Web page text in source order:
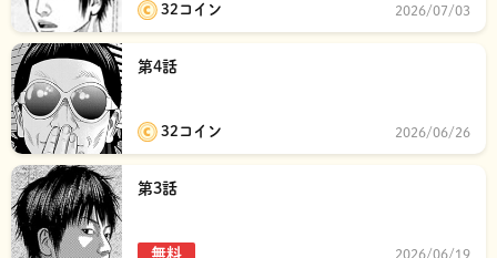
32コイン 2026/07/03
第4話
32コイン 2026/06/26
第3話
無料 2026/06/19